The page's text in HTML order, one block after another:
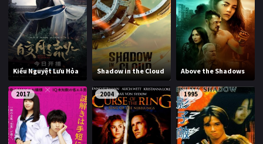
GameShow DramaTV
QUỐC GIA
Âu - Mỹ Trung Quốc - Hồng Kông
Hàn Quốc Nhật Bản
Ấn Độ Việt Nam
Tổng hợp
Kiểu Nguyệt Lưu Hỏa Shadow in the Cloud Above the Shadows
2017 2004 1995